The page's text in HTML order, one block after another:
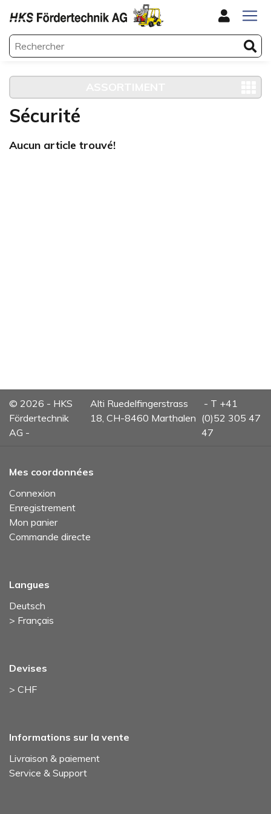
Sécurité
Aucun article trouvé!
© 2026 - HKS
Fördertechnik
AG -
Alti Ruedelfingerstrass
18, CH-8460 Marthalen
- T +41
(0)52 305 47
47
Mes coordonnées
Connexion
Enregistrement
Mon panier
Commande directe
Langues
Deutsch
> Français
Devises
> CHF
Informations sur la vente
Livraison & paiement
Service & Support